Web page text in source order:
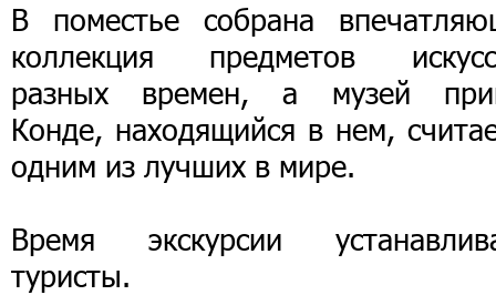
В поместье собрана
коллекция предметов
разных времен, а музей
Конде, находящийся в нем,
одним из лучших в мире.
Время экскурсии
туристы.